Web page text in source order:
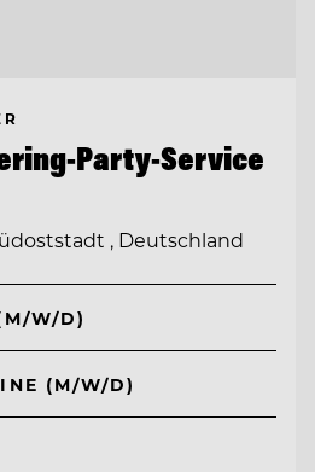
Party-Service
, Deutschland
W/D)
(M/W/D)